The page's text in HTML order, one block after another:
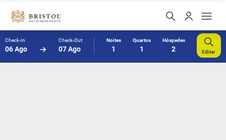
Check-In
06 Ago
Check-Out
07 Ago
Noites
1
Quartos
1
Hóspedes
2 Editar